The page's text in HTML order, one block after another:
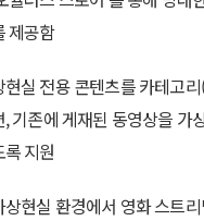
제공함
실 전용 콘텐츠를 카테고
기존에 게재된 동영상을 가
지원
현실 환경에서 영화 스트